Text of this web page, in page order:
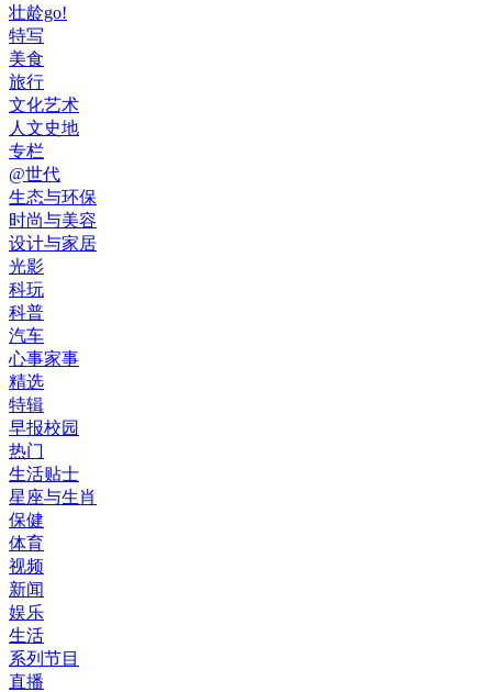
壮龄go!
特写
美食
旅行
文化艺术
人文史地
专栏
@世代
生态与环保
时尚与美容
设计与家居
光影
科玩
科普
汽车
心事家事
精选
特辑
早报校园
热门
生活贴士
星座与生肖
保健
体育
视频
新闻
娱乐
生活
系列节目
直播